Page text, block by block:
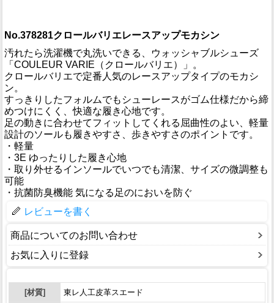
No.378281クロールバリエレースアップモカシン
汚れたら洗濯機で丸洗いできる、ウォッシャブルシューズ
「COULEUR VARIE（クロールバリエ）」。
クロールバリエで定番人気のレースアップタイプのモカシ
ン。
すっきりしたフォルムでもシューレースがゴム仕様だから締
めつけにくく、快適な履き心地です。
足の動きに合わせてフィットしてくれる屈曲性のよい、軽量
設計のソールも履きやすさ、歩きやすさのポイントです。
・軽量
・3E ゆったりした履き心地
・取り外せるインソールでいつでも清潔、サイズの微調整も
可能
・抗菌防臭機能 気になる足のにおいを防ぐ
レビューを書く
商品についてのお問い合わせ
お気に入りに登録
[材質] 東レ人工皮革スエード